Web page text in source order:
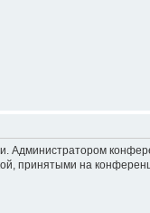
Администратором
принятыми на